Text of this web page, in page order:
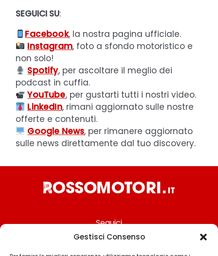
Gestisci Consenso
SEGUICI SU:
Facebook, la nostra pagina ufficiale.
Instagram, foto a sfondo motoristico e
non solo!
Spotify, per ascoltare il meglio dei
podcast in cuffia.
YouTube, per gustarti tutti i nostri video.
LinkedIn, rimani aggiornato sulle nostre
offerte e contenuti.
Google News, per rimanere aggiornato
sulle news direttamente dal tuo discovery.
Seguici